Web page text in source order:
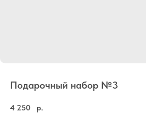
Подарочный набор №3
4 250 р.